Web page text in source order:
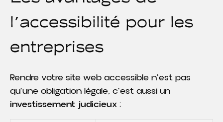
l'accessibilité pour les
entreprises
Rendre votre site web accessible n'est pas
qu'une obligation légale, c'est aussi un
investissement judicieux :